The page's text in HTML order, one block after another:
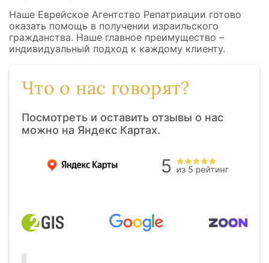
Наше Еврейское Агентство Репатриации готово
оказать помощь в получении израильского
гражданства. Наше главное преимущество –
индивидуальный подход к каждому клиенту.
Что о нас говорят?
Посмотреть и оставить отзывы о нас
можно на Яндекс Картах.